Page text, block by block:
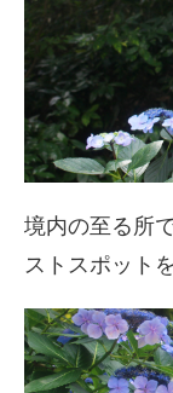
境内の至る所
ストスポット